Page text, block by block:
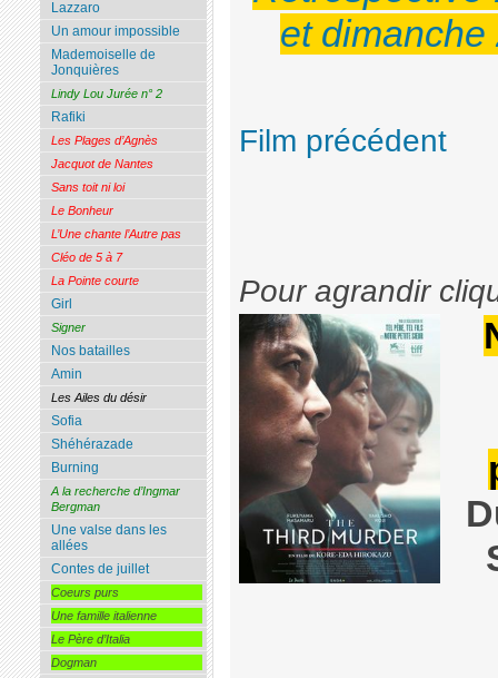
et
Film précédent
Pour agrandir
Lazzaro
Un amour impossible
Mademoiselle de
Jonquières
Lindy Lou Jurée n° 2
Rafiki
Les Plages d’Agnès
Jacquot de Nantes
Sans toit ni loi
Le Bonheur
L’Une chante l’Autre pas
Cléo de 5 à 7
La Pointe courte
Girl
Signer
Nos batailles
Amin
Les Ailes du désir
Sofia
Shéhérazade
Burning
A la recherche d’Ingmar
Bergman
Une valse dans les
allées
Contes de juillet
Coeurs purs
Une famille italienne
Le Père d’Italia
Dogman